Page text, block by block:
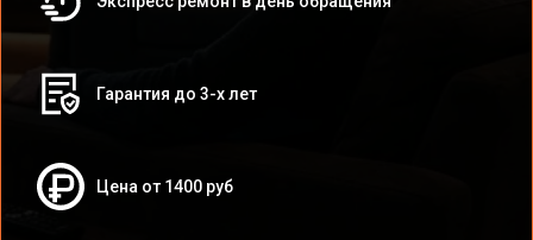
Гарантия до 3-х лет
Цена от 1400 руб